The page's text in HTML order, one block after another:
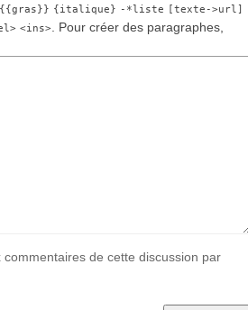
{{gras}} {italique} -*liste [texte->url]
<ins>
. Pour créer des paragraphes,
de cette discussion par